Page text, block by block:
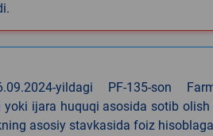
yildagi PF-135-son
ijara huquqi asosida sotib
asosiy stavkasida foiz